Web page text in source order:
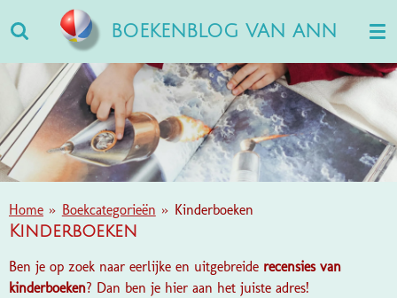
direct
naar
de
hoofdinhoud
BOEKENBLOG VAN ANN
Home » Boekcategorieën » Kinderboeken
Kinderboeken
Ben je op zoek naar eerlijke en uitgebreide recensies van
kinderboeken? Dan ben je hier aan het juiste adres!